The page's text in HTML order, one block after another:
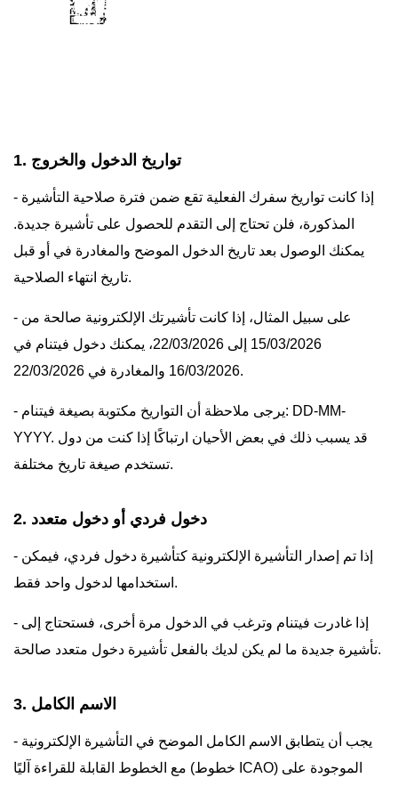
1. تواريخ الدخول والخروج
- إذا كانت تواريخ سفرك الفعلية تقع ضمن فترة صلاحية التأشيرة
المذكورة، فلن تحتاج إلى التقدم للحصول على تأشيرة جديدة.
يمكنك الوصول بعد تاريخ الدخول الموضح والمغادرة في أو قبل
تاريخ انتهاء الصلاحية.
- على سبيل المثال، إذا كانت تأشيرتك الإلكترونية صالحة من
15/03/2026 إلى 22/03/2026، يمكنك دخول فيتنام في
16/03/2026 والمغادرة في 22/03/2026.
- يرجى ملاحظة أن التواريخ مكتوبة بصيغة فيتنام: DD-MM-
YYYY. قد يسبب ذلك في بعض الأحيان ارتباكًا إذا كنت من دول
تستخدم صيغة تاريخ مختلفة.
2. دخول فردي أو دخول متعدد
- إذا تم إصدار التأشيرة الإلكترونية كتأشيرة دخول فردي، فيمكن
استخدامها لدخول واحد فقط.
- إذا غادرت فيتنام وترغب في الدخول مرة أخرى، فستحتاج إلى
تأشيرة جديدة ما لم يكن لديك بالفعل تأشيرة دخول متعدد صالحة.
3. الاسم الكامل
- يجب أن يتطابق الاسم الكامل الموضح في التأشيرة الإلكترونية
مع الخطوط القابلة للقراءة آليًا (خطوط ICAO) الموجودة على